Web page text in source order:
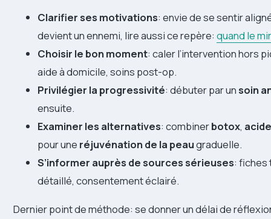
Clarifier ses motivations: envie de se sentir
devient un ennemi, lire aussi ce repère: quand le
Choisir le bon moment: caler l’intervention hors
aide à domicile, soins post-op.
Privilégier la progressivité: débuter par unsoin
ensuite.
Examiner les alternatives: combinerbotox,
pour une réjuvénation de la peaugraduelle.
S’informer auprès de sources sérieuses: fiches
détaillé, consentement éclairé.
Dernier point de méthode: se donner un délai de